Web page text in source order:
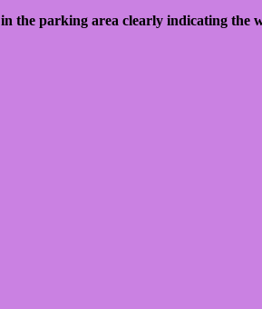
the parking area clearly indicating the